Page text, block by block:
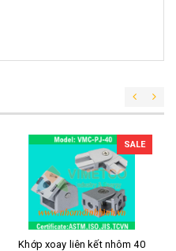
SALE
Khớp xoay liên kết nhôm 40